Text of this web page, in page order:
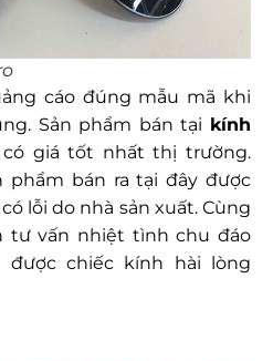
cáo đúng mẫu mã khi
Sản phẩm bán tại kính
giá tốt nhất thị trường.
phẩm bán ra tại đây được
lỗi do nhà sản xuất. Cùng
tư vấn nhiệt tình chu đáo
được chiếc kính hài lòng